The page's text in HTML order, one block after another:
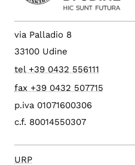
via Palladio 8
33100 Udine
tel +39 0432 556111
fax +39 0432 507715
p.iva 01071600306
c.f. 80014550307
URP